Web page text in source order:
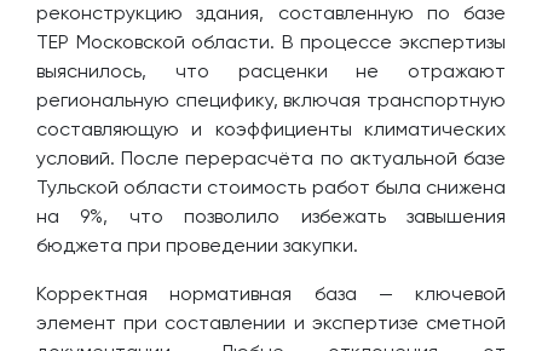
реконструкцию здания, составленную по базе
ТЕР Московской области. В процессе экспертизы
выяснилось, что расценки не отражают
региональную специфику, включая транспортную
составляющую и коэффициенты климатических
условий. После перерасчёта по актуальной базе
Тульской области стоимость работ была снижена
на 9%, что позволило избежать завышения
бюджета при проведении закупки.
Корректная нормативная база — ключевой
элемент при составлении и экспертизе сметной